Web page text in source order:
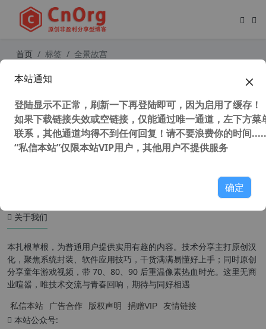
首页 标签 全景故宫
全景故宫 在线游览故宫 让你不花一花
关于我们
本扎根草根，为普通用户提供实用有趣的内容。技术分享主打原创汉
化，聚焦系统封装、软件应用技巧，干货满满易懂好上手；同时原创
分享童年游戏视频，带 70、80、90 后重温像素热血时光。这里无商
业喧嚣，唯技术交流与青春回响，期待与同好相遇
私信本站 广告合作 版权声明 捐赠VIP 友情链接
本站公众号:
本站通知
登陆显示不正常，刷新一下再登陆即可，因为启用了缓存！
如果下载链接失效或空链接，仅能通过唯一通道，左下方菜
联系，其他通道均得不到任何回复！请不要浪费你的时间
“私信本站”仅限本站VIP用户，其他用户不提供服务
确定